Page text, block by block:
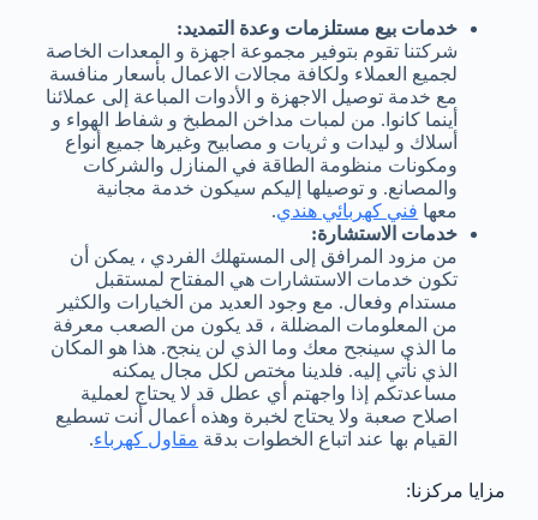
خدمات بيع مستلزمات وعدة التمديد:
شركتنا تقوم بتوفير مجموعة اجهزة و المعدات الخاصة
لجميع العملاء ولكافة مجالات الاعمال بأسعار منافسة
مع خدمة توصيل الاجهزة و الأدوات المباعة إلى عملائنا
أينما كانوا. من لمبات مداخن المطبخ و شفاط الهواء و
أسلاك و ليدات و ثريات و مصابيح وغيرها جميع أنواع
ومكونات منظومة الطاقة في المنازل والشركات
والمصانع. و توصيلها إليكم سيكون خدمة مجانية
معها فني كهربائي هندي.
خدمات الاستشارة:
من مزود المرافق إلى المستهلك الفردي ، يمكن أن
تكون خدمات الاستشارات هي المفتاح لمستقبل
مستدام وفعال. مع وجود العديد من الخيارات والكثير
من المعلومات المضللة ، قد يكون من الصعب معرفة
ما الذي سينجح معك وما الذي لن ينجح. هذا هو المكان
الذي نأتي إليه. فلدينا مختص لكل مجال يمكنه
مساعدتكم إذا واجهتم أي عطل قد لا يحتاج لعملية
اصلاح صعبة ولا يحتاج لخبرة وهذه أعمال أنت تسطيع
القيام بها عند اتباع الخطوات بدقة مقاول كهرباء.
مزايا مركزنا: